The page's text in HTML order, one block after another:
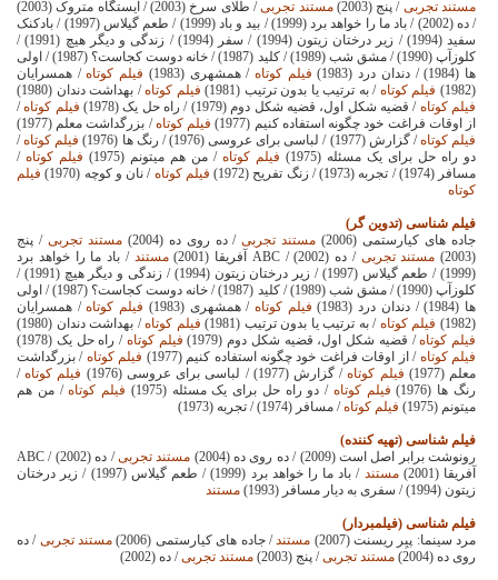
مستند تجربی / پنج (2003) مستند تجربی
/ طلای سرخ (2003) / ایستگاه متروک (2003)
/ ده (2002) / باد ما را خواهد برد (1999) / بید و باد (1999) / طعم گیلاس (1997) / بادکنک
سفید (1994) / زیر درختان زیتون (1994) / سفر (1994) / زندگی و دیگر هیچ (1991) /
کلوزآپ (1990) / مشق شب (1989) / کلید (1987) / خانه دوست کجاست؟ (1987) / اولی
ها (1984) / دندان درد (1983)
فیلم کوتاه/ همشهری (1983) فیلم کوتاه/ همسرایان
(1982)
فیلم کوتاه / به ترتیب یا بدون ترتیب (1981) فیلم کوتاه/ بهداشت دندان (1980)
فیلم کوتاه / قضیه شکل اول، قضیه شکل دوم (1979) / راه حل یک (1978) فیلم کوتاه/
از اوقات فراغت خود چگونه استفاده کنیم (1977)
فیلم کوتاه/ بزرگداشت معلم (1977)
فیلم کوتاه/ گزارش (1977) / لباسی برای عروسی (1976) / رنگ ها (1976) فیلم کوتاه/
دو راه حل برای یک مسئله (1975)
فیلم کوتاه / من هم میتونم (1975) فیلم کوتاه /
مسافر (1974) / تجربه (1973)
/ زنگ تفریح (1972) فیلم کوتاه / نان و کوچه (1970)
فیلم
کوتاه
فیلم شناسی (تدوین گر)
جاده های کیارستمی (2006)
مستند تجربی/ ده روی ده (2004) مستند تجربی / پنج
(2003)
مستند تجربی / ده (2002) / ABC آفریقا (2001) مستند / باد ما را خواهد برد
(1999) / طعم گیلاس (1997) / زیر درختان زیتون (1994) / زندگی و دیگر هیچ (1991) /
کلوزآپ (1990) / مشق شب (1989) / کلید (1987) / خانه دوست کجاست؟ (1987) / اولی
ها (1984) / دندان درد (1983)
فیلم کوتاه/ همشهری (1983) فیلم کوتاه/ همسرایان
(1982)
فیلم کوتاه / به ترتیب یا بدون ترتیب (1981) فیلم کوتاه/ بهداشت دندان (1980)
فیلم کوتاه/ قضیه شکل اول، قضیه شکل دوم (1979) فیلم کوتاه / راه حل یک (1978)
فیلم کوتاه / از اوقات فراغت خود چگونه استفاده کنیم (1977) فیلم کوتاه / بزرگداشت
معلم (1977)
فیلم کوتاه/ گزارش (1977) / لباسی برای عروسی (1976) فیلم کوتاه/
رنگ ها (1976)
فیلم کوتاه / دو راه حل برای یک مسئله (1975) فیلم کوتاه/ من هم
میتونم (1975)
فیلم کوتاه/ مسافر (1974) / تجربه (1973)
فیلم شناسی (تهیه کننده)
رونوشت برابر اصل است (2009) / ده روی ده (2004)
مستند تجربی/ ده (2002) /
ABC
آفریقا (2001)
مستند
/ باد ما را خواهد برد (1999) / طعم گیلاس (1997) / زیر درختان
زیتون (1994) / سفری به دیار مسافر (1993)
مستند
فیلم شناسی (فیلمبردار)
مرد سینما: پیِر ریسنت (2007)
مستند/ جاده های کیارستمی (2006) مستند تجربی / ده
روی ده (2004)
مستند تجربی/ پنج (2003) مستند تجربی/ ده (2002)